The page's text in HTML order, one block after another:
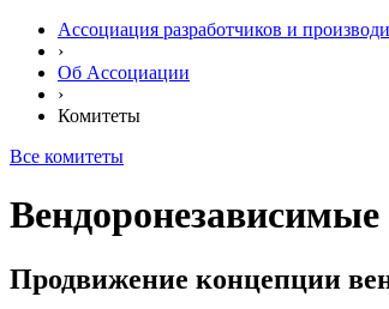
Ассоциация разработчиков и
›
Об Ассоциации
›
Комитеты
Все комитеты
Продвижение концепции